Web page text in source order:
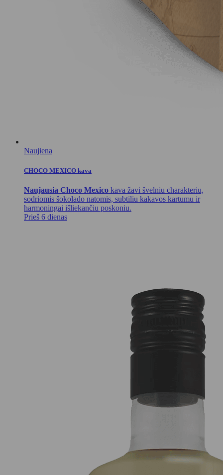
Naujiena
CHOCO MEXICO kava
Naujausia Choco Mexico kava žavi švelniu charakteriu,
sodriomis šokolado natomis, subtiliu kakavos kartumu ir
harmoningai išliekančiu poskoniu.
Prieš 6 dienas